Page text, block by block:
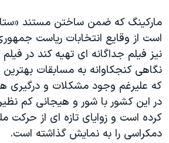
مارکینگ که ضمن ساختن مستند
است از وقایع انتخابات ریاست
نیز فیلم جداگانه ای تهیه کند در فیلم
نگاهی کنجکاوانه به مسابقات بهترین
که علیرغم وجود مشکلات و درگیری
در این کشور با شور و هیجانی کم
کرده است و زوایای تازه ای از حرکت
دمکراسی را به نمایش گذاشته است.